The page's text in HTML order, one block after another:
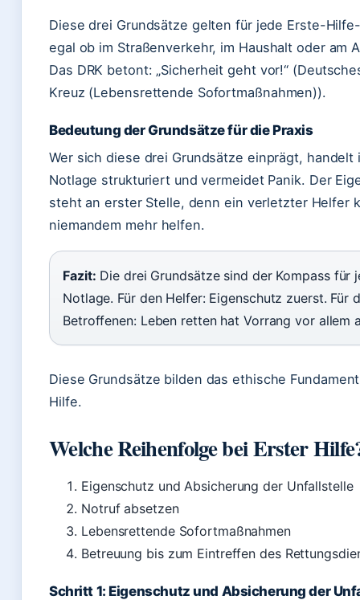
Diese drei Grundsätze gelten für jede Erste-
egal ob im Straßenverkehr, im Haushalt oder am
Das DRK betont: „Sicherheit geht vor!“
Kreuz (Lebensrettende Sofortmaßnahmen)).
Bedeutung der Grundsätze für die Praxis
Wer sich diese drei Grundsätze einprägt, handelt
Notlage strukturiert und vermeidet Panik. Der
steht an erster Stelle, denn ein verletzter Helfer
niemandem mehr helfen.
Fazit: Die drei Grundsätze sind der Kompass für
Notlage. Für den Helfer: Eigenschutz zuerst. Für
Betroffenen: Leben retten hat Vorrang vor allem
Diese Grundsätze bilden das ethische
Hilfe.
Welche Reihenfolge bei Erster
Eigenschutz und Absicherung der Unfallstelle
Notruf absetzen
Lebensrettende Sofortmaßnahmen
Betreuung bis zum Eintreffen des
Schritt 1: Eigenschutz und Absicherung der